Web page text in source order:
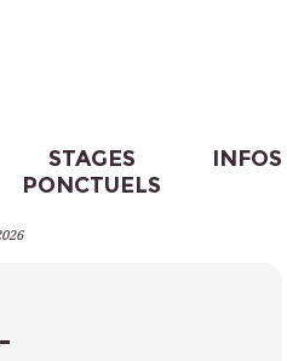
STAGES
PONCTUELS